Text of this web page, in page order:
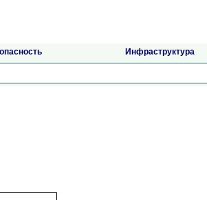
Инфраструктура